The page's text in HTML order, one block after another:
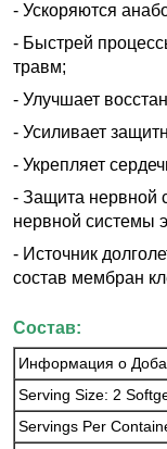
- Ускоряются
- Быстрей
травм;
- Улучшает
- Усиливает
- Укрепляет
- Защита нервной
нервной системы
- Источник
состав мембран
Состав:
Информация о
Serving Size: 2
Servings Per